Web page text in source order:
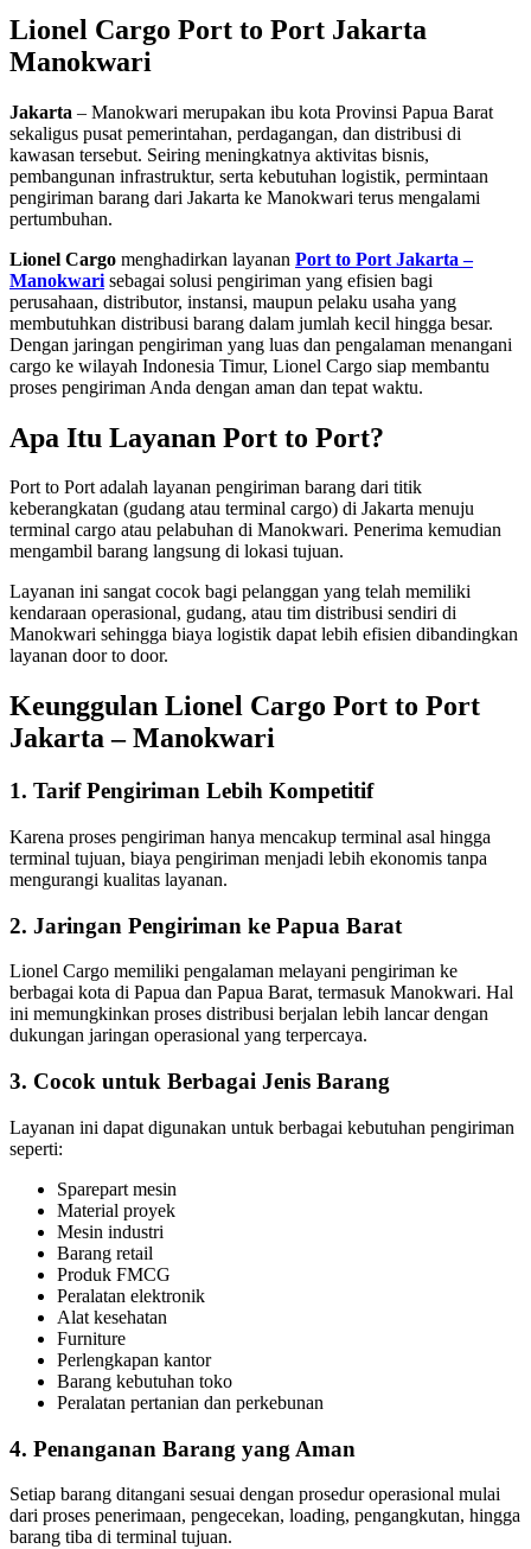
Lionel Cargo Port to Port Jakarta
Manokwari
Jakarta – Manokwari merupakan ibu kota Provinsi Papua Barat
sekaligus pusat pemerintahan, perdagangan, dan distribusi di
kawasan tersebut. Seiring meningkatnya aktivitas bisnis,
pembangunan infrastruktur, serta kebutuhan logistik, permintaan
pengiriman barang dari Jakarta ke Manokwari terus mengalami
pertumbuhan.
Lionel Cargo menghadirkan layanan Port to Port Jakarta –
Manokwari sebagai solusi pengiriman yang efisien bagi
perusahaan, distributor, instansi, maupun pelaku usaha yang
membutuhkan distribusi barang dalam jumlah kecil hingga besar.
Dengan jaringan pengiriman yang luas dan pengalaman menangani
cargo ke wilayah Indonesia Timur, Lionel Cargo siap membantu
proses pengiriman Anda dengan aman dan tepat waktu.
Apa Itu Layanan Port to Port?
Port to Port adalah layanan pengiriman barang dari titik
keberangkatan (gudang atau terminal cargo) di Jakarta menuju
terminal cargo atau pelabuhan di Manokwari. Penerima kemudian
mengambil barang langsung di lokasi tujuan.
Layanan ini sangat cocok bagi pelanggan yang telah memiliki
kendaraan operasional, gudang, atau tim distribusi sendiri di
Manokwari sehingga biaya logistik dapat lebih efisien dibandingkan
layanan door to door.
Keunggulan Lionel Cargo Port to Port
Jakarta – Manokwari
1. Tarif Pengiriman Lebih Kompetitif
Karena proses pengiriman hanya mencakup terminal asal hingga
terminal tujuan, biaya pengiriman menjadi lebih ekonomis tanpa
mengurangi kualitas layanan.
2. Jaringan Pengiriman ke Papua Barat
Lionel Cargo memiliki pengalaman melayani pengiriman ke
berbagai kota di Papua dan Papua Barat, termasuk Manokwari. Hal
ini memungkinkan proses distribusi berjalan lebih lancar dengan
dukungan jaringan operasional yang terpercaya.
3. Cocok untuk Berbagai Jenis Barang
Layanan ini dapat digunakan untuk berbagai kebutuhan pengiriman
seperti:
Sparepart mesin
Material proyek
Mesin industri
Barang retail
Produk FMCG
Peralatan elektronik
Alat kesehatan
Furniture
Perlengkapan kantor
Barang kebutuhan toko
Peralatan pertanian dan perkebunan
4. Penanganan Barang yang Aman
Setiap barang ditangani sesuai dengan prosedur operasional mulai
dari proses penerimaan, pengecekan, loading, pengangkutan, hingga
barang tiba di terminal tujuan.